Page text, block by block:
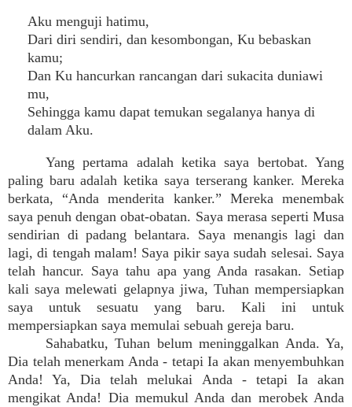
Aku menguji hatimu,
Dari diri sendiri, dan kesombongan, Ku bebaskan
kamu;
Dan Ku hancurkan rancangan dari sukacita duniawi
mu,
Sehingga kamu dapat temukan segalanya hanya di
dalam Aku.
Yang pertama adalah ketika saya bertobat. Yang
paling baru adalah ketika saya terserang kanker. Mereka
berkata, “Anda menderita kanker.” Mereka menembak
saya penuh dengan obat-obatan. Saya merasa seperti Musa
sendirian di padang belantara. Saya menangis lagi dan
lagi, di tengah malam! Saya pikir saya sudah selesai. Saya
telah hancur. Saya tahu apa yang Anda rasakan. Setiap
kali saya melewati gelapnya jiwa, Tuhan mempersiapkan
saya untuk sesuatu yang baru. Kali ini untuk
mempersiapkan saya memulai sebuah gereja baru.
Sahabatku, Tuhan belum meninggalkan Anda. Ya,
Dia telah menerkam Anda - tetapi Ia akan menyembuhkan
Anda! Ya, Dia telah melukai Anda - tetapi Ia akan
mengikat Anda! Dia memukul Anda dan merobek Anda